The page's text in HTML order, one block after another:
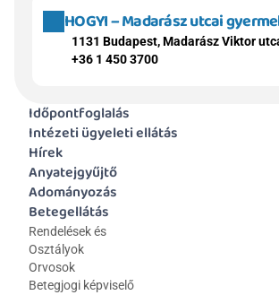
HOGYI – Madarász utcai
1131 Budapest, Madarász Viktor
+36 1 450 3700
Időpontfoglalás
Intézeti ügyeleti ellátás
Hírek
Anyatejgyűjtő
Adományozás
Betegellátás
Rendelések és
Osztályok
Orvosok
Betegjogi képviselő